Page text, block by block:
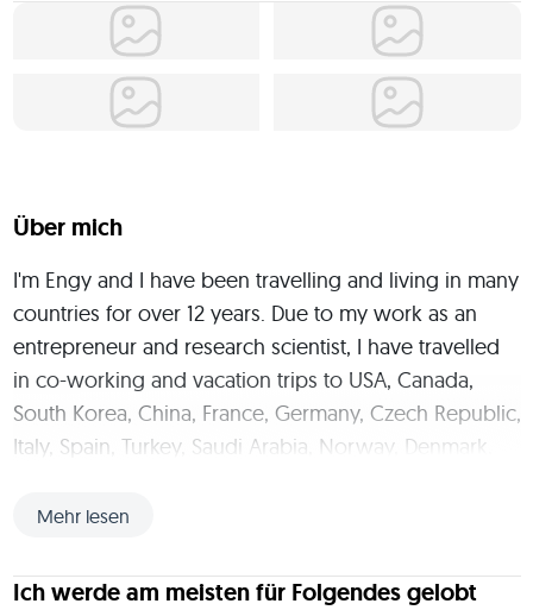
Über mich
I'm Engy and I have been travelling and living in many
countries for over 12 years. Due to my work as an
entrepreneur and research scientist, I have travelled
in co-working and vacation trips to USA, Canada,
South Korea, China, France, Germany, Czech Republic,
Italy, Spain, Turkey, Saudi Arabia, Norway, Denmark,
Sweden and Egypt, I have spent most of my life in
from my interest to communicate with people from
Mehr lesen
Ich werde am meisten für Folgendes gelobt